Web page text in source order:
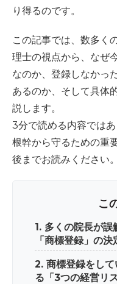
り得るのです。
この記事では、数多く
理士の視点から、なぜ
なのか、登録しなかっ
あるのか、そして具体
説します。
3分で読める内容では
根幹から守るための重
後までお読みください。
こ
1. 多くの院長が誤
「商標登録」の
2. 商標登録をし
る「3つの経営リス